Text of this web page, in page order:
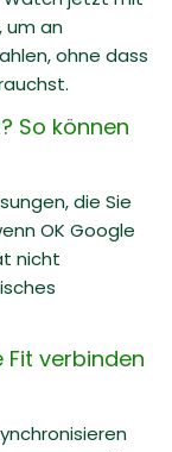
um an
ohne dass
So können
die Sie
OK Google
nicht
verbinden